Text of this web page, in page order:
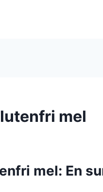
mel
mel: En